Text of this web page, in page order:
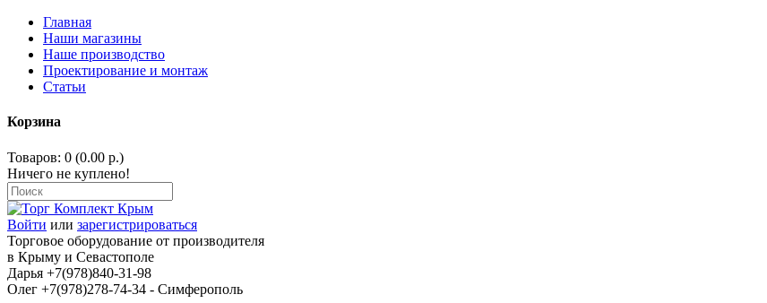
Главная
Наши магазины
Наше производство
Проектирование и монтаж
Статьи
Корзина
Товаров: 0 (0.00 р.)
Ничего не куплено!
Войти или зарегистрироваться
Торговое оборудование от производителя
в Крыму и Севастополе
Дарья +7(978)840-31-98
Олег +7(978)278-74-34 - Cимферополь